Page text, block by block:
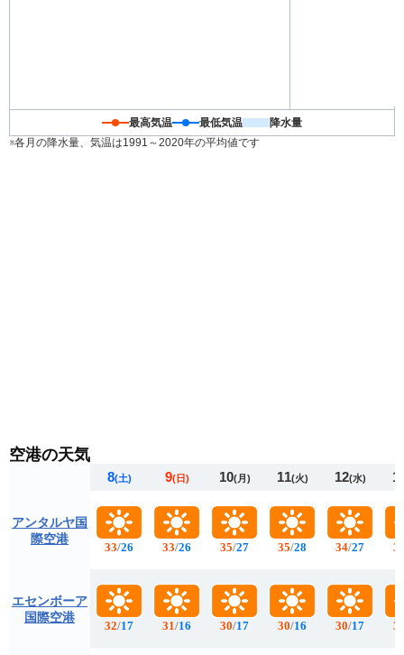
最高気温 最低気温
降水量
※各月の降水量、気温は1991～2020年の平均値です
空港の天気
アンタルヤ国
際空港
エセンボーア
国際空港
8(土)
33/26
32/17
9(日)
33/26
31/16
10(月)
35/27
30/17
11(火)
35/28
30/16
12(水)
34/27
30/17